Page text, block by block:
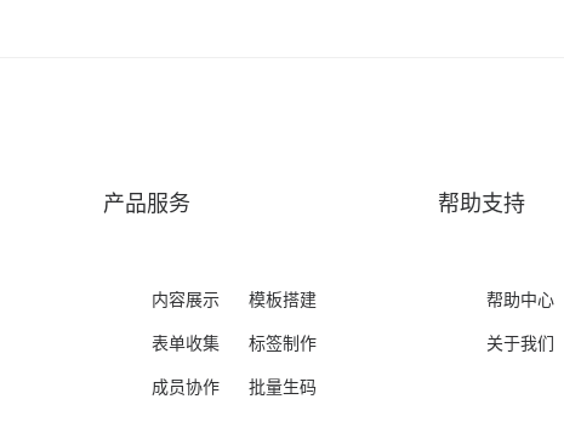
产品服务
内容展示
模板搭建
表单收集
标签制作
成员协作
批量生码
帮助支持
帮助中心
关于我们